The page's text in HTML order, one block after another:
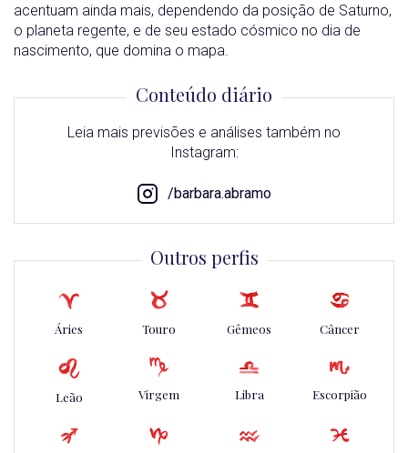
acentuam ainda mais, dependendo da posição de Saturno,
o planeta regente, e de seu estado cósmico no dia de
nascimento, que domina o mapa.
Conteúdo diário
Leia mais previsões e análises também no
Instagram:
/barbara.abramo
Outros perfis
Áries Touro Gêmeos Câncer
Leão Virgem Libra Escorpião